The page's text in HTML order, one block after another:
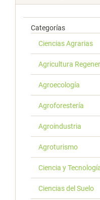
Categorías
Ciencias Agrarias
Agricultura
Agroecología
Agroforestería
Agroindustria
Agroturismo
Ciencia y
Ciencias del Suelo